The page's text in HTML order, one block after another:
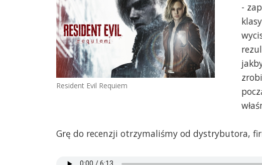
Resident Evil Requiem
-
Grę do recenzji otrzymaliśmy od dystrybutora,